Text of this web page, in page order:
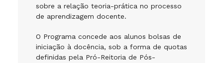
sobre a relação teoria-prática no processo
de aprendizagem docente.
O Programa concede aos alunos bolsas de
iniciação à docência, sob a forma de quotas
definidas pela Pró-Reitoria de Pós-